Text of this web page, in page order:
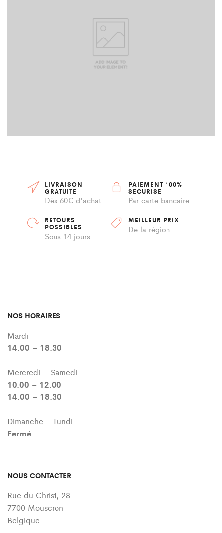
LIVRAISON
GRATUITE
Dès 60€ d'achat
PAIEMENT 100%
SECURISE
Par carte bancaire
RETOURS
POSSIBLES
Sous 14 jours
MEILLEUR PRIX
De la région
NOS HORAIRES
Mardi
14.00 – 18.30
Mercredi – Samedi
10.00 – 12.00
14.00 – 18.30
Dimanche – Lundi
Fermé
NOUS CONTACTER
Rue du Christ, 28
7700 Mouscron
Belgique